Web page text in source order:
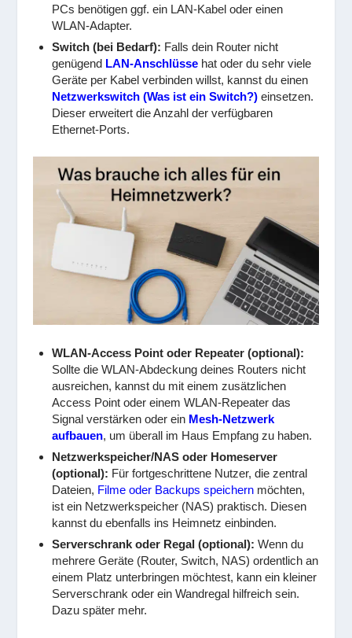
PCs benötigen ggf. ein LAN-Kabel oder einen
WLAN-Adapter.
Switch (bei Bedarf): Falls dein Router nicht
genügend LAN-Anschlüsse hat oder du sehr viele
Geräte per Kabel verbinden willst, kannst du einen
Netzwerkswitch (Was ist ein Switch?) einsetzen.
Dieser erweitert die Anzahl der verfügbaren
Ethernet-Ports.
WLAN-Access Point oder Repeater (optional):
Sollte die WLAN-Abdeckung deines Routers nicht
ausreichen, kannst du mit einem zusätzlichen
Access Point oder einem WLAN-Repeater das
Signal verstärken oder ein Mesh-Netzwerk
aufbauen, um überall im Haus Empfang zu haben.
Netzwerkspeicher/NAS oder Homeserver
(optional): Für fortgeschrittene Nutzer, die zentral
Dateien, Filme oder Backups speichern möchten,
ist ein Netzwerkspeicher (NAS) praktisch. Diesen
kannst du ebenfalls ins Heimnetz einbinden.
Serverschrank oder Regal (optional): Wenn du
mehrere Geräte (Router, Switch, NAS) ordentlich an
einem Platz unterbringen möchtest, kann ein kleiner
Serverschrank oder ein Wandregal hilfreich sein.
Dazu später mehr.